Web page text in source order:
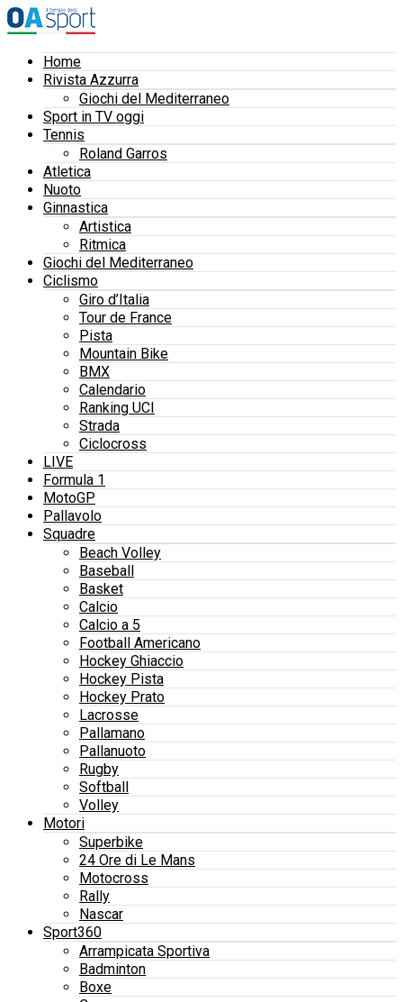
Home
Rivista Azzurra
Giochi del Mediterraneo
Sport in TV oggi
Tennis
Roland Garros
Atletica
Nuoto
Ginnastica
Artistica
Ritmica
Giochi del Mediterraneo
Ciclismo
Giro d’Italia
Tour de France
Pista
Mountain Bike
BMX
Calendario
Ranking UCI
Strada
Ciclocross
LIVE
Formula 1
MotoGP
Pallavolo
Squadre
Beach Volley
Baseball
Basket
Calcio
Calcio a 5
Football Americano
Hockey Ghiaccio
Hockey Pista
Hockey Prato
Lacrosse
Pallamano
Pallanuoto
Rugby
Softball
Volley
Motori
Superbike
24 Ore di Le Mans
Motocross
Rally
Nascar
Sport360
Arrampicata Sportiva
Badminton
Boxe